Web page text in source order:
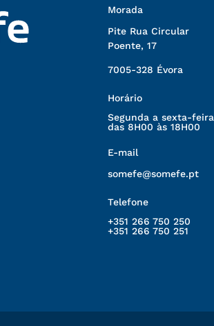
Morada
Pite Rua Circular
Poente, 17
7005-328 Évora
Horário
Segunda a sexta-feira
das 8H00 às 18H00
E-mail
somefe@somefe.pt
Telefone
+351 266 750 250
+351 266 750 251